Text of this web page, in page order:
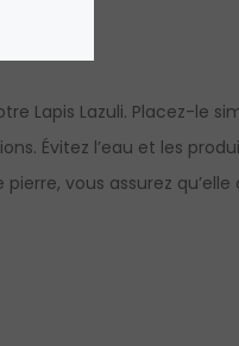
Lapis Lazuli. Placez-le
Évitez l’eau et les
vous assurez